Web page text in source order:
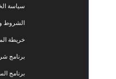
سياسة الخصوصية
الشروط والأحكام
خريطة الموقع
برنامج شركاء
برنامج السفير